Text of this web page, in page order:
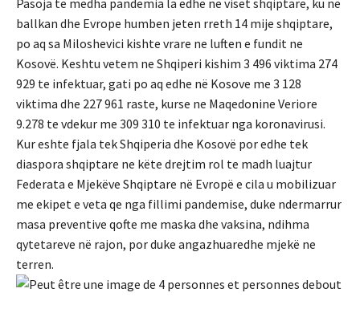
Pasoja te mëdha pandemia la edhe ne viset shqiptare, ku në
ballkan dhe Evrope humben jeten rreth 14 mije shqiptare,
po aq sa Miloshevici kishte vrare ne luften e fundit ne
Kosovë. Keshtu vetem ne Shqiperi kishim 3 496 viktima 274
929 te infektuar, gati po aq edhe në Kosove me 3 128
viktima dhe 227 961 raste, kurse ne Maqedonine Veriore
9.278 te vdekur me 309 310 te infektuar nga koronavirusi.
Kur eshte fjala tek Shqiperia dhe Kosovë por edhe tek
diaspora shqiptare ne këte drejtim rol te madh luajtur
Federata e Mjekëve Shqiptare në Evropë e cila u mobilizuar
me ekipet e veta qe nga fillimi pandemise, duke ndermarrur
masa preventive qofte me maska dhe vaksina, ndihma
qytetareve në rajon, por duke angazhuaredhe mjekë ne
terren.